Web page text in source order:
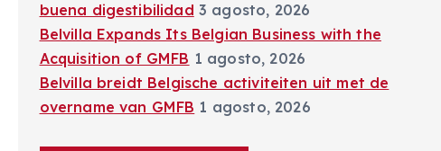
buena digestibilidad 3 agosto, 2026
Belvilla Expands Its Belgian Business with the
Acquisition of GMFB 1 agosto, 2026
Belvilla breidt Belgische activiteiten uit met de
overname van GMFB 1 agosto, 2026